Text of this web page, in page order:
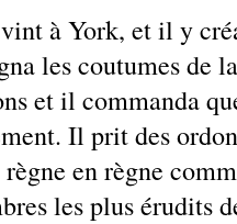
à York, et il y
les coutumes de
et il commanda
Il prit des
en règne
les plus érudits